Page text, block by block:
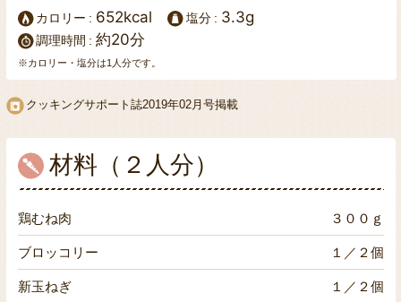
カロリー 652kcal 塩分 3.3g
調理時間 約20分
※カロリー・塩分は1人分です。
クッキングサポート誌2019年02月号掲載
材料（２人分）
鶏むね肉 ３００ｇ
ブロッコリー １／２個
新玉ねぎ １／２個